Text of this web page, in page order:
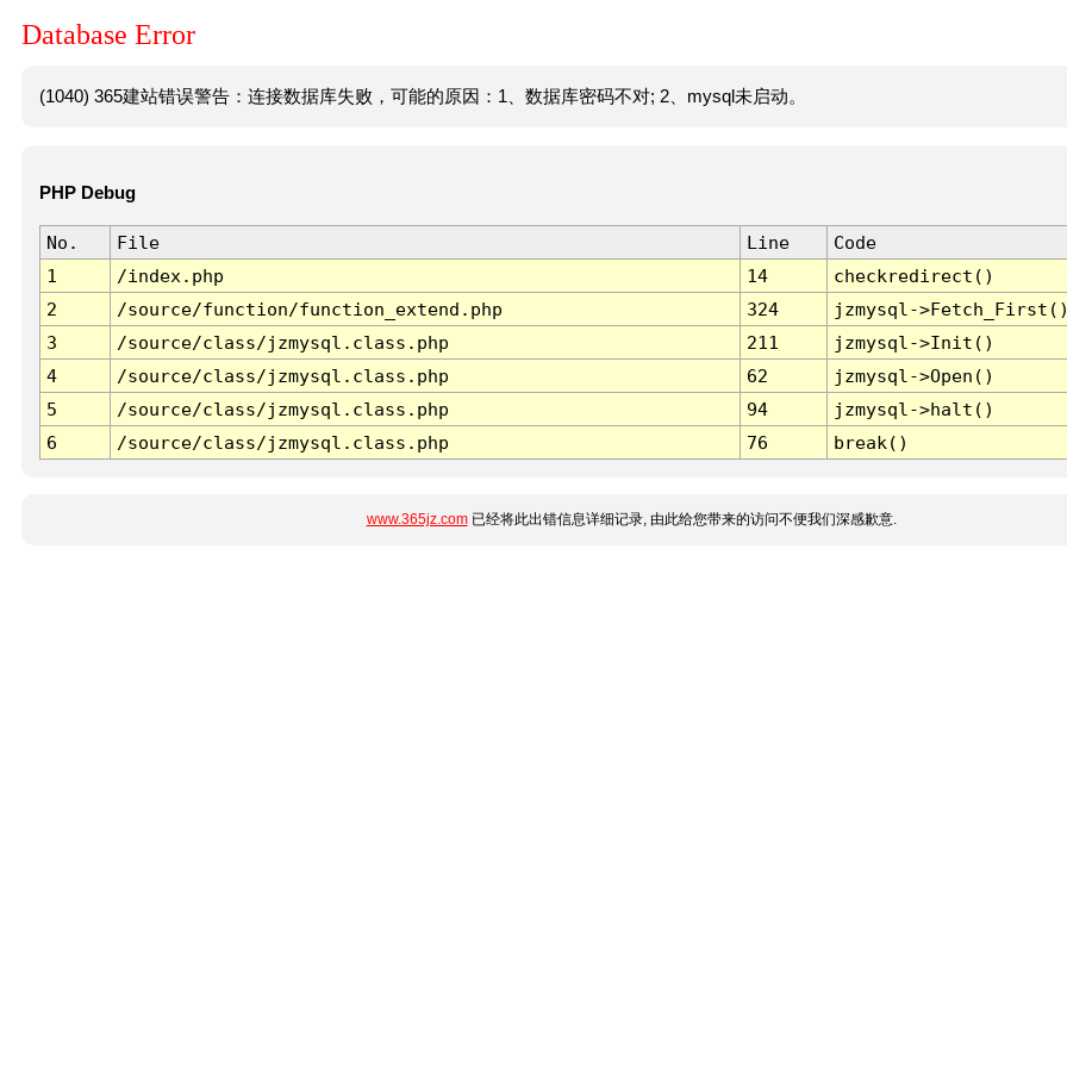
Database Error
(1040) 365建站错误警告：连接数据库失败，可能的原因：1、数据库密码不对; 2、mysql未启动。
PHP Debug
No. File Line
Code
1
/index.php 14
checkredirect()
2
/source/function/function_extend.php 324
jzmysql-
3
/source/class/jzmysql.class.php 211
jzmysql->Init()
4
/source/class/jzmysql.class.php 62
jzmysql->Open()
5
/source/class/jzmysql.class.php 94
jzmysql->halt()
6
/source/class/jzmysql.class.php 76 break()
www.365jz.com已经将此出错信息详细记录, 由此给您带来的访问不便我们深感歉意.